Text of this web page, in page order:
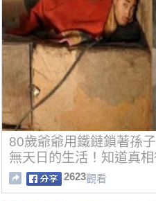
80歲爺爺用鐵鏈鎖著孫
無天日的生活！知道真
己！
2623觀看